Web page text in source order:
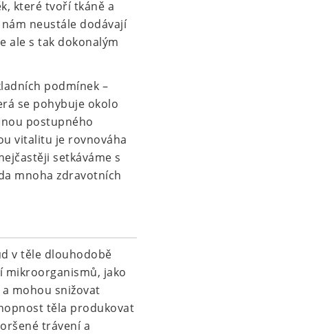
které tvoří tkáně a
neustále dodávají
ale s tak dokonalým
podmínek –
se pohybuje okolo
postupného
vitalitu je rovnováha
setkáváme s
mnoha zdravotních
v těle dlouhodobě
mikroorganismů, jako
mohou snižovat
těla produkovat
trávení a